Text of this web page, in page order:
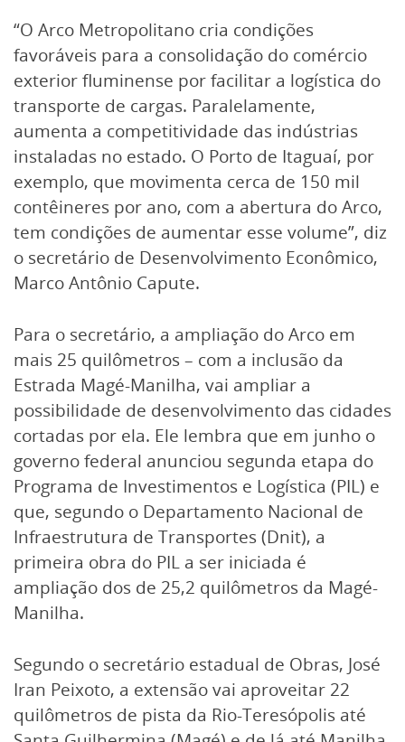
“O Arco Metropolitano cria condições
favoráveis para a consolidação do comércio
exterior fluminense por facilitar a logística do
transporte de cargas. Paralelamente,
aumenta a competitividade das indústrias
instaladas no estado. O Porto de Itaguaí, por
exemplo, que movimenta cerca de 150 mil
contêineres por ano, com a abertura do Arco,
tem condições de aumentar esse volume”, diz
o secretário de Desenvolvimento Econômico,
Marco Antônio Capute.
Para o secretário, a ampliação do Arco em
mais 25 quilômetros – com a inclusão da
Estrada Magé-Manilha, vai ampliar a
possibilidade de desenvolvimento das cidades
cortadas por ela. Ele lembra que em junho o
governo federal anunciou segunda etapa do
Programa de Investimentos e Logística (PIL) e
que, segundo o Departamento Nacional de
Infraestrutura de Transportes (Dnit), a
primeira obra do PIL a ser iniciada é
ampliação dos de 25,2 quilômetros da Magé-
Manilha.
Segundo o secretário estadual de Obras, José
Iran Peixoto, a extensão vai aproveitar 22
quilômetros de pista da Rio-Teresópolis até